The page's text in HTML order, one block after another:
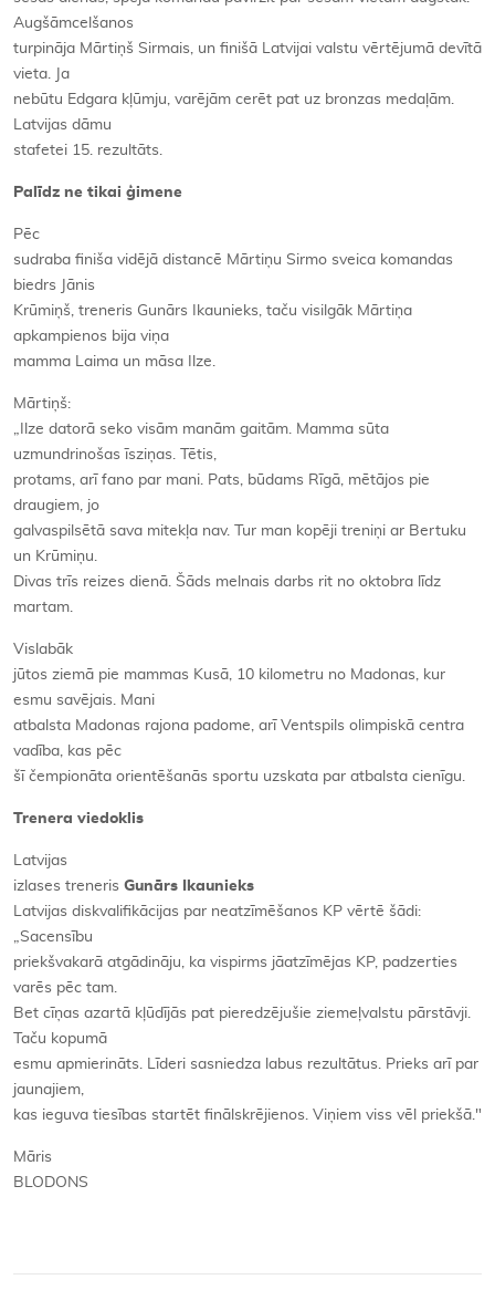
Augšāmcelšanos
turpināja Mārtiņš Sirmais, un finišā Latvijai valstu vērtējumā devītā
vieta. Ja
nebūtu Edgara kļūmju, varējām cerēt pat uz bronzas medaļām.
Latvijas dāmu
stafetei 15. rezultāts.
Palīdz ne tikai ģimene
Pēc
sudraba finiša vidējā distancē Mārtiņu Sirmo sveica komandas
biedrs Jānis
Krūmiņš, treneris Gunārs Ikaunieks, taču visilgāk Mārtiņa
apkampienos bija viņa
mamma Laima un māsa Ilze.
Mārtiņš:
„Ilze datorā seko visām manām gaitām. Mamma sūta
uzmundrinošas īsziņas. Tētis,
protams, arī fano par mani. Pats, būdams Rīgā, mētājos pie
draugiem, jo
galvaspilsētā sava mitekļa nav. Tur man kopēji treniņi ar Bertuku
un Krūmiņu.
Divas trīs reizes dienā. Šāds melnais darbs rit no oktobra līdz
martam.
Vislabāk
jūtos ziemā pie mammas Kusā, 10 kilometru no Madonas, kur
esmu savējais. Mani
atbalsta Madonas rajona padome, arī Ventspils olimpiskā centra
vadība, kas pēc
šī čempionāta orientēšanās sportu uzskata par atbalsta cienīgu.
Trenera viedoklis
Latvijas
izlases treneris Gunārs Ikaunieks
Latvijas diskvalifikācijas par neatzīmēšanos KP vērtē šādi:
„Sacensību
priekšvakarā atgādināju, ka vispirms jāatzīmējas KP, padzerties
varēs pēc tam.
Bet cīņas azartā kļūdījās pat pieredzējušie ziemeļvalstu pārstāvji.
Taču kopumā
esmu apmierināts. Līderi sasniedza labus rezultātus. Prieks arī par
jaunajiem,
kas ieguva tiesības startēt finālskrējienos. Viņiem viss vēl priekšā."
Māris
BLODONS